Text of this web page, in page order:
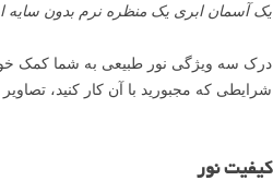
یک آسمان ابری یک منظره نرم بدون سایه
درک سه ویژگی نور طبیعی به شما کمک
شرایطی که مجبورید با آن کار کنید، تصاویر
کیفیت نور